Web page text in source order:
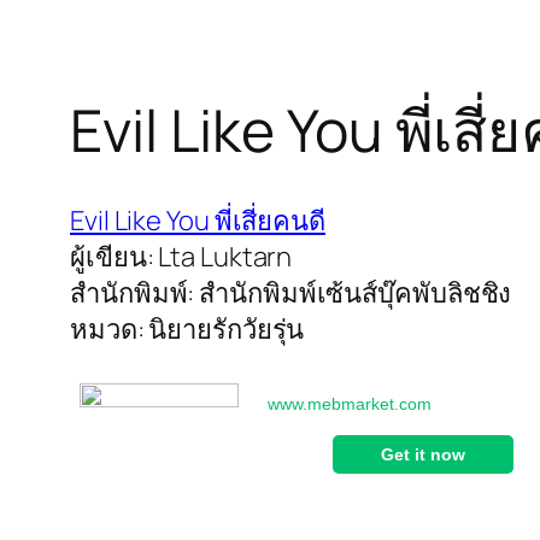
Evil Like You พี่เสี่
Evil Like You พี่เสี่ยคนดี
ผู้เขียน: Lta Luktarn
สำนักพิมพ์: สำนักพิมพ์เซ้นส์บุ๊คพับลิชชิง
หมวด: นิยายรักวัยรุ่น